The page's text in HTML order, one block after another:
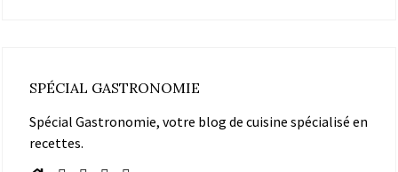
SPÉCIAL GASTRONOMIE
Spécial Gastronomie, votre blog de cuisine spécialisé en
recettes.